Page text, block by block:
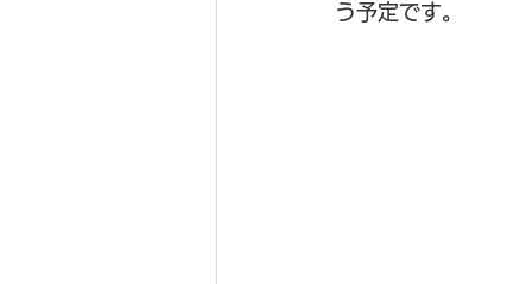
う予定です。